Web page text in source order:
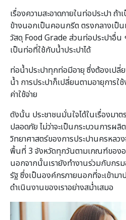
เรื่องความสะอาดภายในท่อประปา
ข้างนอกเป็นคอนกรีต ตรงกลางเป็น
วัสดุ Food Grade ส่วนท่อประปาอื่น
เป็นท่อที่ใช้กับน้ำประปาได้
ท่อน้ำประปาทุกท่อมีอายุ ซึ่งต้องเป
น้ำ การประปาก็เปลี่ยนตามอายุการ
ค่าใช้จ่าย
ดังนั้น ประชาชนมั่นใจได้ในเรื่องมา
ปลอดภัย ไม่ว่าจะเป็นกระบวนการผ
วิทยาศาสตร์ของการประปานครหลว
พื้นที่ 3 จังหวัดทุกวันตามเกณฑ์ของ
นอกจากนั้นเรายังทำงานร่วมกับกร
รัฐ ซึ่งเป็นองค์กรภายนอกที่จะเข้ามา
ดำเนินงานของเราอย่างสม่ำเสมอ